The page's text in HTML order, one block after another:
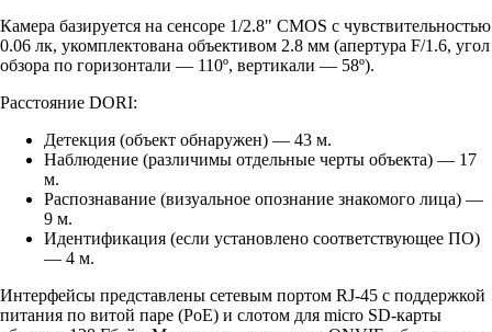
Камера базируется на сенсоре 1/2.8" CMOS с чувствительностью
0.06 лк, укомплектована объективом 2.8 мм (апертура F/1.6, угол
обзора по горизонтали — 110º, вертикали — 58º).
Расстояние DORI:
Детекция (объект обнаружен) — 43 м.
Наблюдение (различимы отдельные черты объекта) — 17
м.
Распознавание (визуальное опознание знакомого лица) —
9 м.
Идентификация (если установлено соответствующее ПО)
— 4 м.
Интерфейсы представлены сетевым портом RJ-45 с поддержкой
питания по витой паре (PoE) и слотом для micro SD-карты